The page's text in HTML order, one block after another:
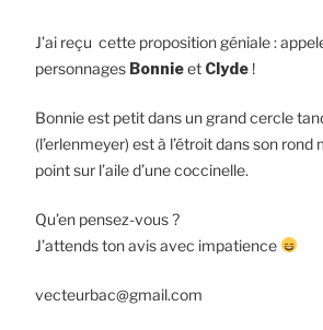
J’ai reçu cette proposition géniale :
personnages Bonnieet Clyde !
Bonnie est petit dans un grand cercle
(l’erlenmeyer) est à l’étroit dans son
point sur l’aile d’une coccinelle.
Qu’en pensez-vous ?
J’attends ton avis avec impatience
vecteurbac@gmail.com